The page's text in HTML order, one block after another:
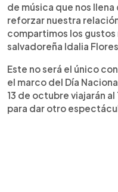
de música que nos
reforzar nuestra
compartimos los
salvadoreña Idalia
Este no será el único
el marco del Día
13 de octubre viajarán
para dar otro